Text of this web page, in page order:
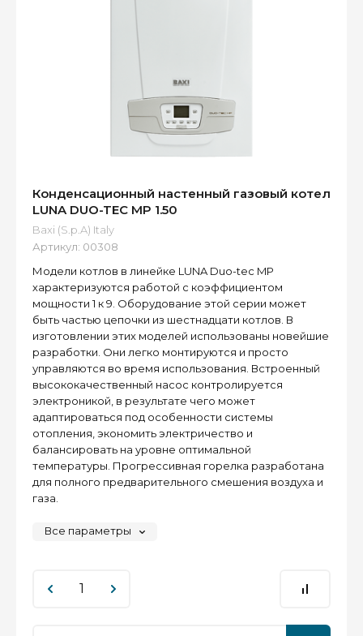
Конденсационный настенный газовый котел
LUNA DUO-TEC MP 1.50
Baxi (S.p.A) Italy
Артикул: 00308
Модели котлов в линейке LUNA Duo-tec MP
характеризуются работой с коэффициентом
мощности 1 к 9. Оборудование этой серии может
быть частью цепочки из шестнадцати котлов. В
изготовлении этих моделей использованы новейшие
разработки. Они легко монтируются и просто
управляются во время использования. Встроенный
высококачественный насос контролируется
электроникой, в результате чего может
адаптироваться под особенности системы
отопления, экономить электричество и
балансировать на уровне оптимальной
температуры. Прогрессивная горелка разработана
для полного предварительного смешения воздуха и
газа.
Все параметры